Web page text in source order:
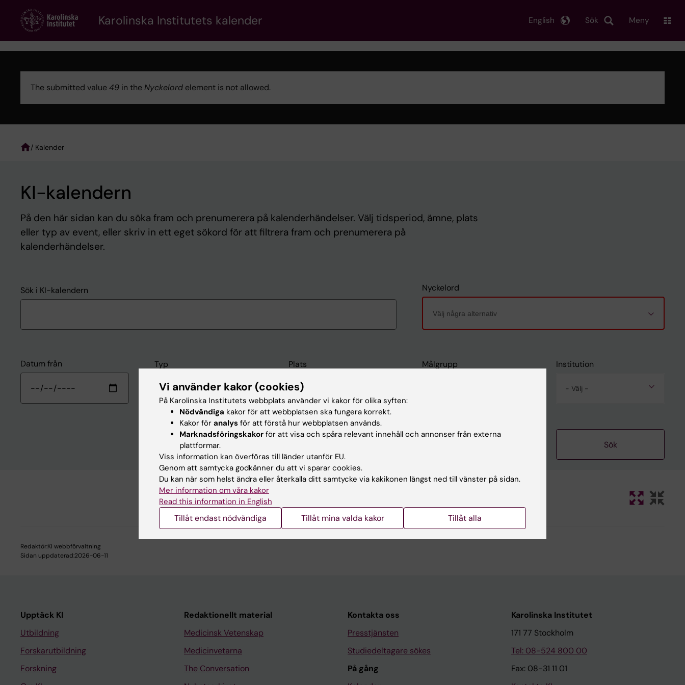
content
Karolinska Institutets kalender Sök
English Meny
The submitted value49 in theNyckelord element is not allowed.
/ Kalender
KI-kalendern
På den här sidan kan du söka fram och prenumerera på kalenderhändelser. Välj tidsperiod, ämne, plats
eller typ av event, eller skriv in ett eget sökord för att filtrera fram och prenumerera på
kalenderhändelser.
Sök i KI-kalendern Nyckelord
Datum från Typ
- Välj -
Plats
- Välj -
Målgrupp Institution
- Välj -
Redaktör:KI webbförvaltning
Sidan uppdaterad:2026-06-11
Upptäck KI
Utbildning
Forskarutbildning
Forskning
Redaktionellt material
Medicinsk Vetenskap
Medicinvetarna
The Conversation
Kontakta oss
Presstjänsten
Studiedeltagare sökes
På gång
Karolinska Institutet
171 77 Stockholm
Tel: 08-524 800 00
Fax: 08-31 11 01
Vi använder kakor (cookies)
På Karolinska Institutets webbplats använder vi kakor för olika syften:
Nödvändiga kakor för att webbplatsen ska fungera korrekt.
Kakor för analys för att förstå hur webbplatsen används.
Marknadsföringskakor för att visa och spåra relevant innehåll och annonser från externa
plattformar.
Viss information kan överföras till länder utanför EU.
Genom att samtycka godkänner du att vi sparar cookies.
Du kan när som helst ändra eller återkalla ditt samtycke via kakikonen längst ned till vänster på sidan.
Mer information om våra kakor
Read this information in English
Tillåt endast nödvändiga Tillåt mina valda kakor Tillåt alla